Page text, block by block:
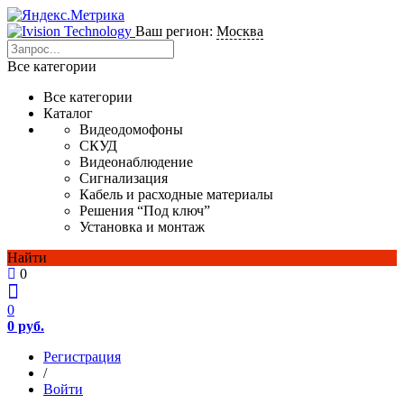
Ваш регион: Москва
Все категории
Все категории
Каталог
Видеодомофоны
СКУД
Видеонаблюдение
Сигнализация
Кабель и расходные материалы
Решения “Под ключ”
Установка и монтаж
Найти
0
0
0 руб.
Регистрация
/
Войти